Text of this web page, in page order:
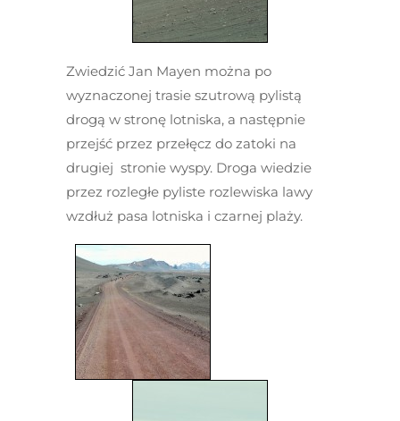
Zwiedzić Jan Mayen można po
wyznaczonej trasie szutrową pylistą
drogą w stronę lotniska, a następnie
przejść przez przełęcz do zatoki na
drugiej stronie wyspy. Droga wiedzie
przez rozległe pyliste rozlewiska lawy
wzdłuż pasa lotniska i czarnej plaży.